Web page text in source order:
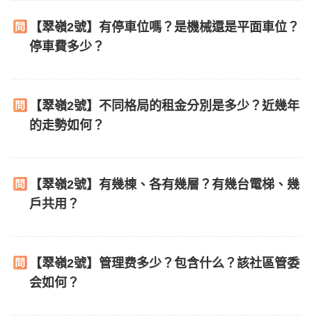
【翠嶺2號】有停車位嗎？是機械還是平面車位？
停車費多少？
【翠嶺2號】不同格局的租金分別是多少？近幾年
的走勢如何？
【翠嶺2號】有幾棟、各有幾層？有幾台電梯、幾
戶共用？
【翠嶺2號】管理费多少？包含什么？該社區管委
会如何？